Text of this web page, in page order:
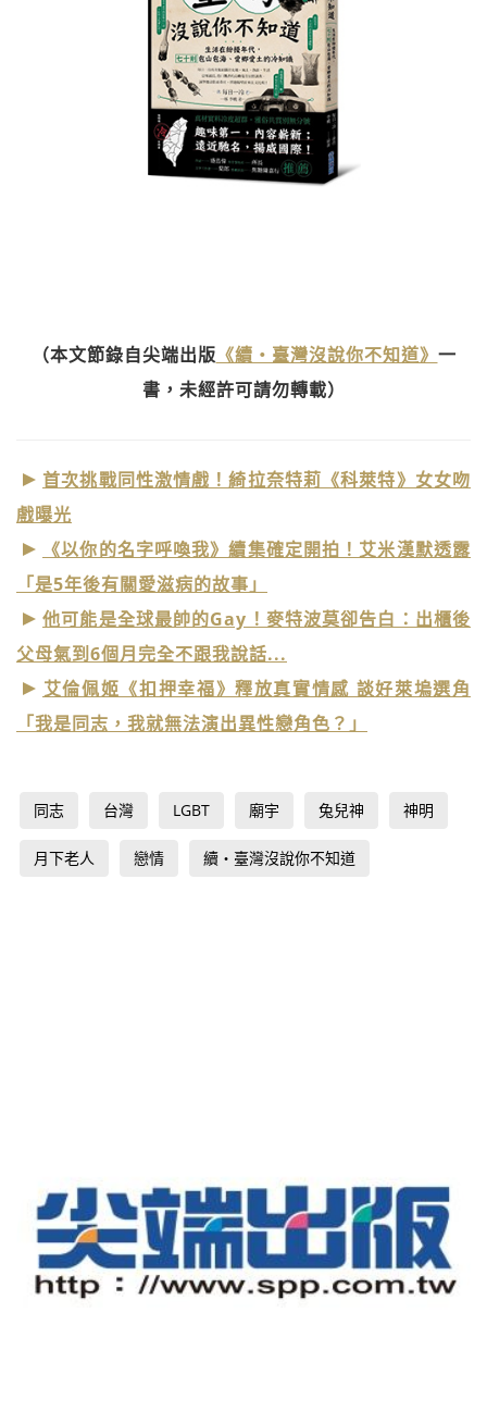
（本文節錄自尖端出版 《續‧臺灣沒說你不知道》 一
書，未經許可請勿轉載）
首次挑戰同性激情戲！綺拉奈特莉《科萊特》女女吻
戲曝光
《以你的名字呼喚我》續集確定開拍！艾米漢默透露
「是5年後有關愛滋病的故事」
他可能是全球最帥的Gay！麥特波莫卻告白：出櫃後
父母氣到6個月完全不跟我說話...
艾倫佩姬《扣押幸福》釋放真實情感 談好萊塢選角
「我是同志，我就無法演出異性戀角色？」
同志 台灣 LGBT 廟宇 兔兒神 神明
月下老人 戀情 續‧臺灣沒說你不知道